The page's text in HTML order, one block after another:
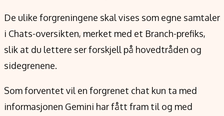
De ulike forgreningene skal vises som egne samtaler
i Chats-oversikten, merket med et Branch-prefiks,
slik at du lettere ser forskjell på hovedtråden og
sidegrenene.
Som forventet vil en forgrenet chat kun ta med
informasjonen Gemini har fått fram til og med